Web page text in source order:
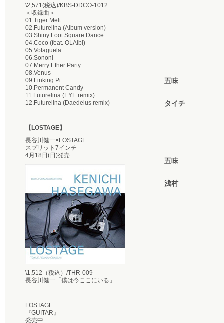
\2,571(税込)/KBS-DDCO-1012
＜収録曲＞
01.Tiger Melt
02.Futurelina (Album version)
03.Shiny Foot Square Dance
04.Coco (feat. OLAibi)
05.Vofaguela
06.Sononi
07.Merry Ether Party
08.Venus
09.Linking Pi
10.Permanent Candy
11.Futurelina (EYE remix)
12.Futurelina (Daedelus remix)
【LOSTAGE】
長谷川健一×LOSTAGE
スプリット7インチ
4月18日(日)発売
\1,512（税込）/THR-009
長谷川健一「僕は今ここにいる」
LOSTAGE
『GUITAR』
発売中
五味
タイチ
五味
浅村